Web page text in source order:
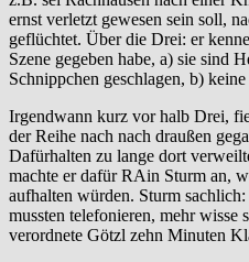
ernst verletzt gewesen sein soll,
geflüchtet. Über die Drei: er
Szene gegeben habe, a) sie sind
Schnippchen geschlagen, b)
Irgendwann kurz vor halb Drei,
der Reihe nach nach draußen
Dafürhalten zu lange dort
machte er dafür RAin Sturm an,
aufhalten würden. Sturm
mussten telefonieren, mehr wisse
verordnete Götzl zehn Minuten